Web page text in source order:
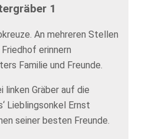
1
An mehreren Stellen
erinnern
Familie und Freunde.
linken Gräber auf die
Lieblingsonkel Ernst
seiner besten Freunde.